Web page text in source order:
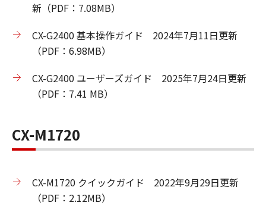
新（PDF：7.08MB）
CX-G2400 基本操作ガイド 2024年7月11日更新
（PDF：6.98MB）
CX-G2400 ユーザーズガイド 2025年7月24日更新
（PDF：7.41 MB）
CX-M1720
CX-M1720 クイックガイド 2022年9月29日更新
（PDF：2.12MB）